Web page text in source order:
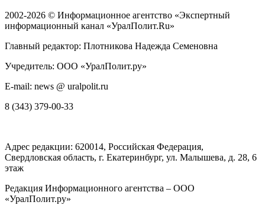
2002-2026 © Информационное агентство «Экспертный
информационный канал «УралПолит.Ru»
Главный редактор: Плотникова Надежда Семеновна
Учредитель: ООО «УралПолит.ру»
E-mail: news @ uralpolit.ru
8 (343) 379-00-33
Адрес редакции: 620014, Российская Федерация,
Свердловская область, г. Екатеринбург, ул. Малышева, д. 28, 6
этаж
Редакция Информационного агентства – ООО
«УралПолит.ру»